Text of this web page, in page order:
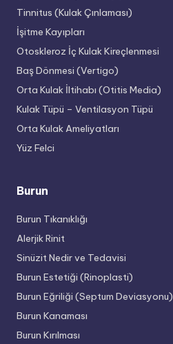
Tinnitus (Kulak Çınlaması)
İşitme Kayıpları
Otoskleroz İç Kulak Kireçlenmesi
Baş Dönmesi (Vertigo)
Orta Kulak İltihabı (Otitis Media)
Kulak Tüpü – Ventilasyon Tüpü
Orta Kulak Ameliyatları
Yüz Felci
Burun
Burun Tıkanıklığı
Alerjik Rinit
Sinüzit Nedir ve Tedavisi
Burun Estetiği (Rinoplasti)
Burun Eğriliği (Septum Deviasyonu)
Burun Kanaması
Burun Kırılması